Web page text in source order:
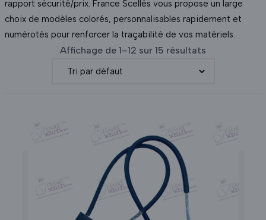
rapport sécurité/prix. France Scellés vous propose un large
choix de modèles colorés, personnalisables rapidement et
numérotés pour renforcer la traçabilité de vos matériels.
Affichage de 1–12 sur 15 résultats